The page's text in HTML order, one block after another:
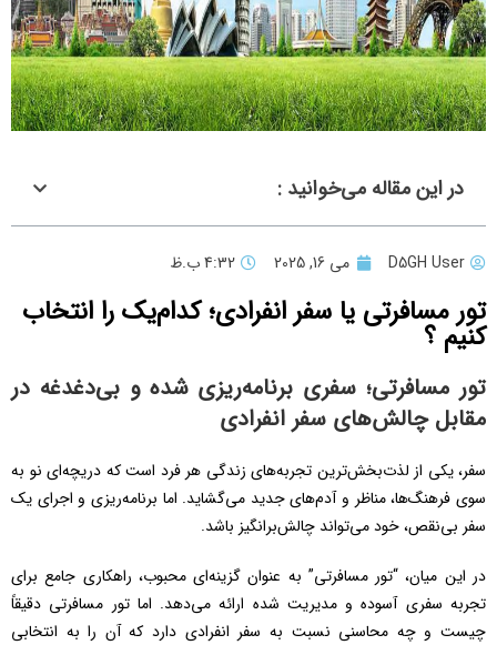
در این مقاله می‌خوانید :
D5GH User می 16, 2025 4:32 ب.ظ
تور مسافرتی یا سفر انفرادی؛ کدام‌یک را انتخاب
کنیم ؟
تور مسافرتی؛ سفری برنامه‌ریزی شده و بی‌دغدغه در
مقابل چالش‌های سفر انفرادی
سفر، یکی از لذت‌بخش‌ترین تجربه‌های زندگی هر فرد است که دریچه‌ای نو به
سوی فرهنگ‌ها، مناظر و آدم‌های جدید می‌گشاید. اما برنامه‌ریزی و اجرای یک
سفر بی‌نقص، خود می‌تواند چالش‌برانگیز باشد.
در این میان، “تور مسافرتی” به عنوان گزینه‌ای محبوب، راهکاری جامع برای
تجربه سفری آسوده و مدیریت شده ارائه می‌دهد. اما تور مسافرتی دقیقاً
چیست و چه محاسنی نسبت به سفر انفرادی دارد که آن را به انتخابی